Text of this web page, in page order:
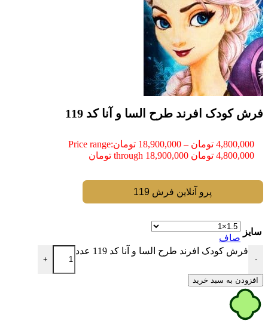
فرش کودک افرند طرح السا و آنا کد 119
4,800,000 تومان –
18,900,000 تومانPrice range:
4,800,000 تومان through 18,900,000 تومان
پرو آنلاین فرش 119
سایز
صاف
-
فرش کودک افرند طرح السا و آنا کد 119 عدد
+
افزودن به سبد خرید